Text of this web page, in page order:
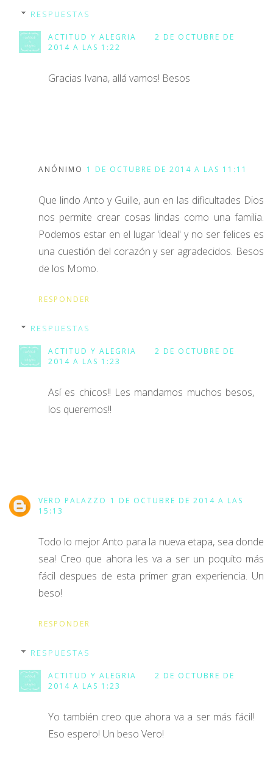
RESPUESTAS
ACTITUD Y ALEGRIA
2 DE OCTUBRE DE
2014 A LAS 1:22
Gracias Ivana, allá vamos! Besos
ANÓNIMO 1 DE OCTUBRE DE 2014 A LAS 11:11
Que lindo Anto y Guille, aun en las dificultades Dios
nos permite crear cosas lindas como una familia.
Podemos estar en el lugar 'ideal' y no ser felices es
una cuestión del corazón y ser agradecidos. Besos
de los Momo.
RESPONDER
RESPUESTAS
ACTITUD Y ALEGRIA
2 DE OCTUBRE DE
2014 A LAS 1:23
Así es chicos!! Les mandamos muchos besos,
los queremos!!
VERO PALAZZO 1 DE OCTUBRE DE 2014 A LAS
15:13
Todo lo mejor Anto para la nueva etapa, sea donde
sea! Creo que ahora les va a ser un poquito más
fácil despues de esta primer gran experiencia. Un
beso!
RESPONDER
RESPUESTAS
ACTITUD Y ALEGRIA
2 DE OCTUBRE DE
2014 A LAS 1:23
Yo también creo que ahora va a ser más fácil!
Eso espero! Un beso Vero!